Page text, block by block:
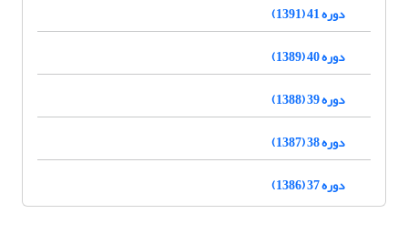
دوره 41 (1391)
دوره 40 (1389)
دوره 39 (1388)
دوره 38 (1387)
دوره 37 (1386)